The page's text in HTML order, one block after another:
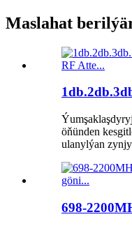
Maslahat
öňünden
ulanylýan
698-